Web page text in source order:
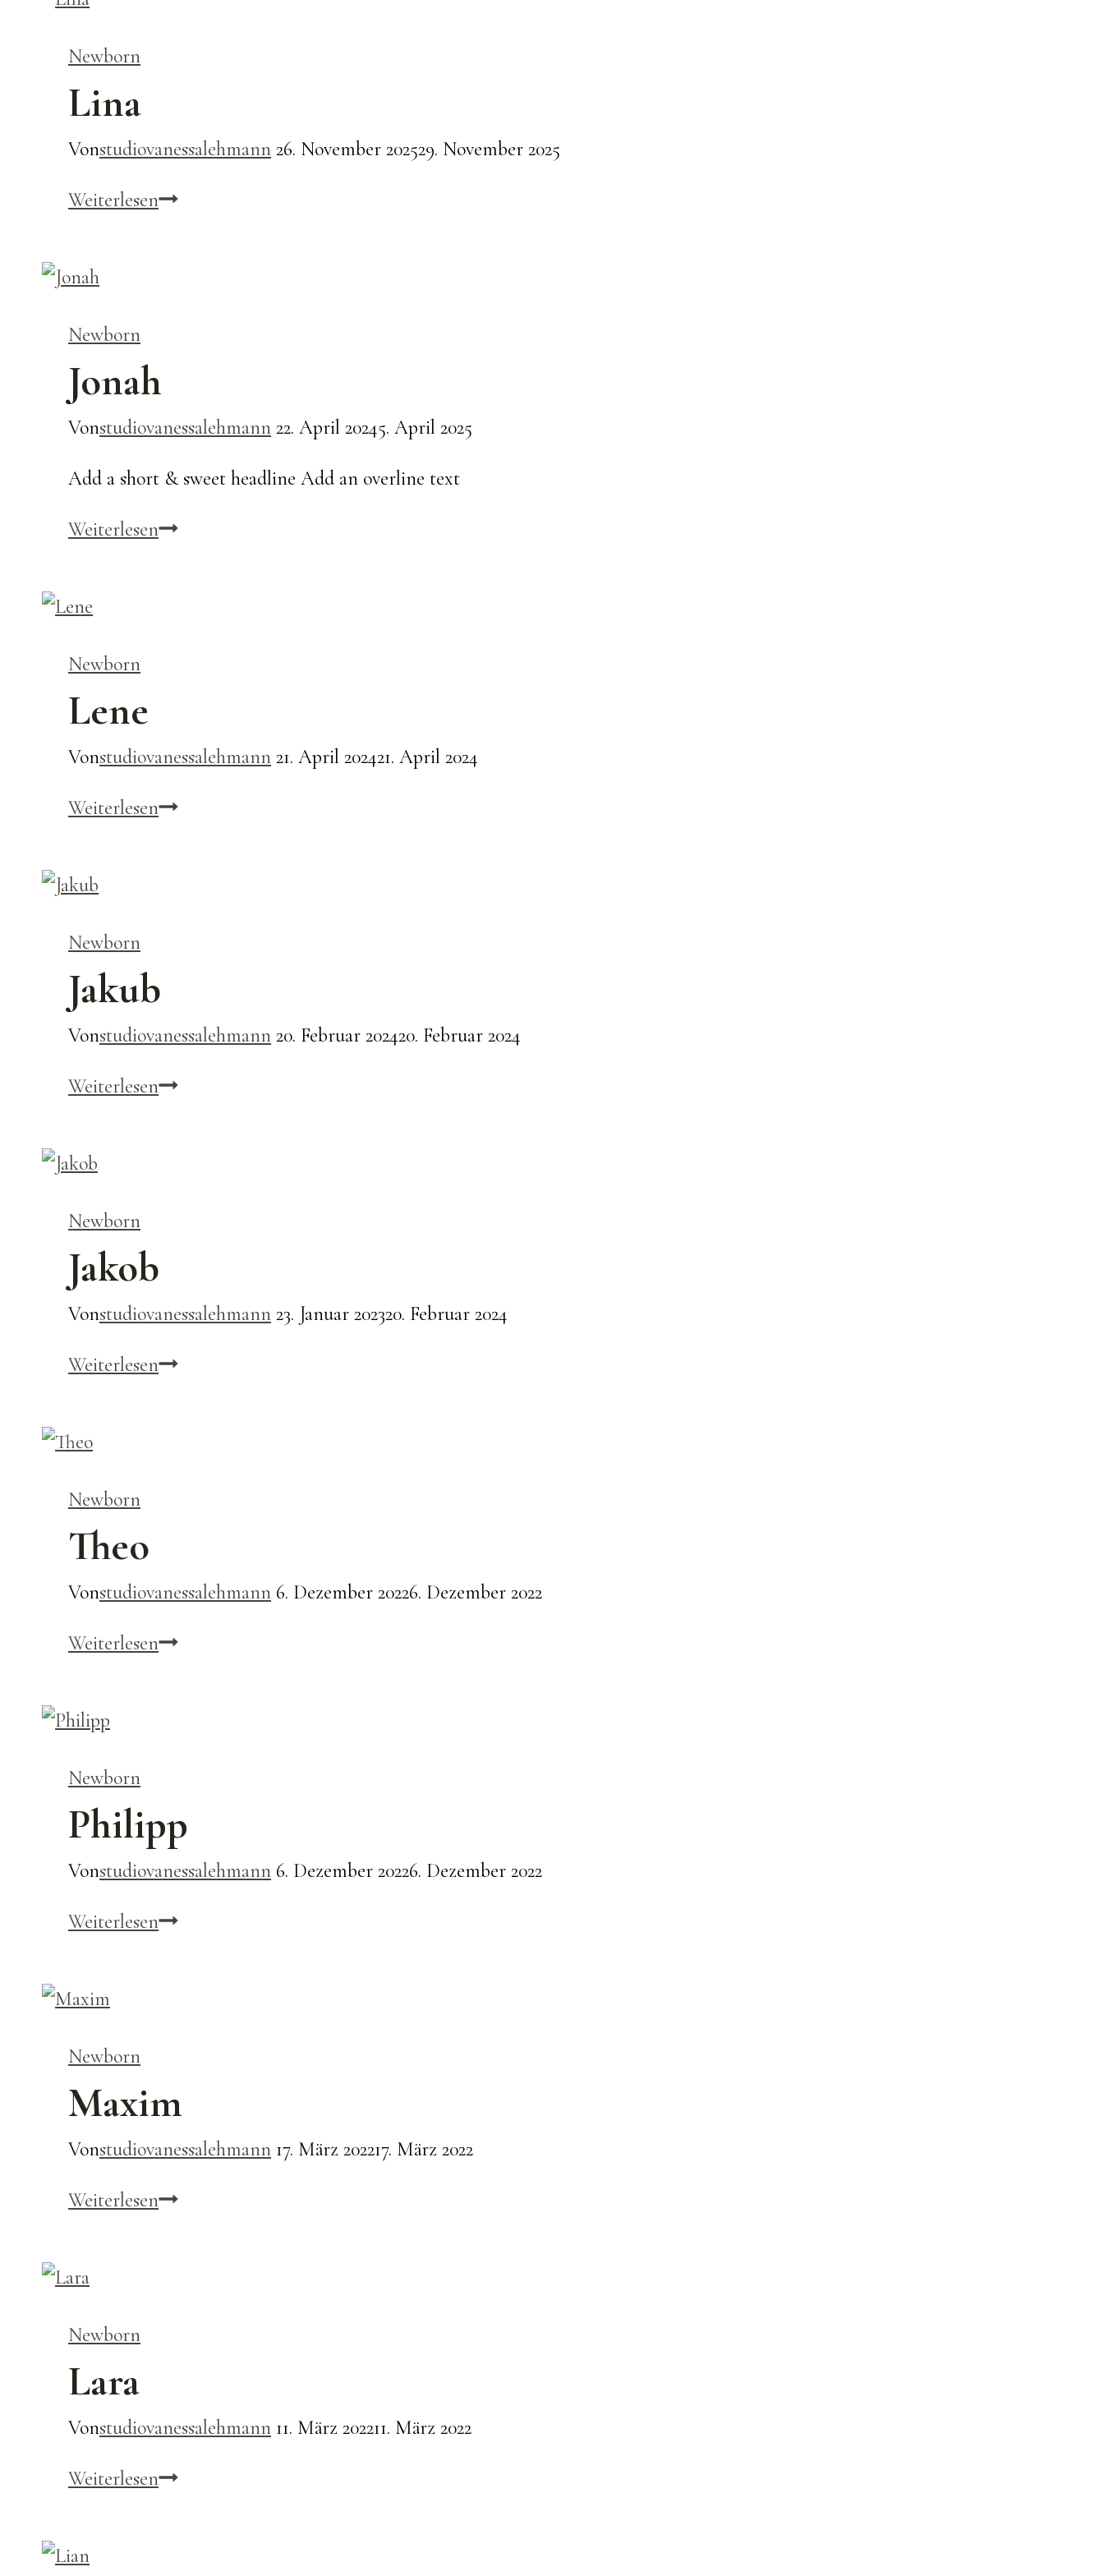
Newborn
Lina
Vonstudiovanessalehmann 26. November 202529. November 2025
WeiterlesenLina
Newborn
Jonah
Vonstudiovanessalehmann 22. April 20245. April 2025
Add a short & sweet headline Add an overline text
WeiterlesenJonah
Newborn
Lene
Vonstudiovanessalehmann 21. April 202421. April 2024
WeiterlesenLene
Newborn
Jakub
Vonstudiovanessalehmann 20. Februar 202420. Februar 2024
WeiterlesenJakub
Newborn
Jakob
Vonstudiovanessalehmann 23. Januar 202320. Februar 2024
WeiterlesenJakob
Newborn
Theo
Vonstudiovanessalehmann 6. Dezember 20226. Dezember 2022
WeiterlesenTheo
Newborn
Philipp
Vonstudiovanessalehmann 6. Dezember 20226. Dezember 2022
WeiterlesenPhilipp
Newborn
Maxim
Vonstudiovanessalehmann 17. März 202217. März 2022
WeiterlesenMaxim
Newborn
Lara
Vonstudiovanessalehmann 11. März 202211. März 2022
WeiterlesenLara